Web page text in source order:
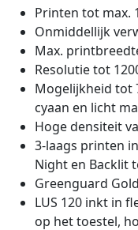
Printen tot max.
Onmiddellijk
Max.
Resolutie tot
Mogelijkheid tot
cyaan en licht
Hoge densiteit
3-laags printen
Night en Backlit
Greenguard
LUS 120 inkt in
op het toestel,